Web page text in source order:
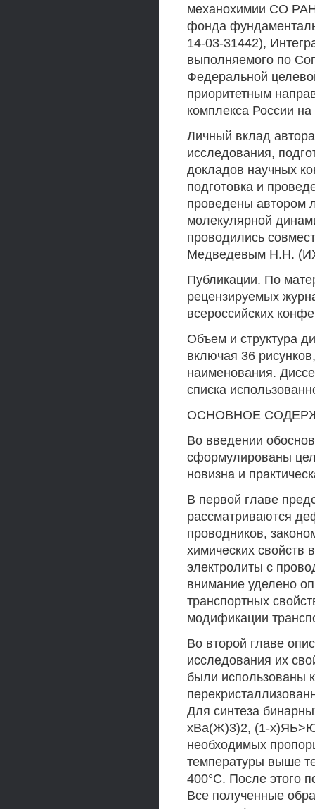
механохимии СО
фонда
14-03-31442),
выполняемого по
Федеральной
приоритетным
комплекса России
Личный вклад
исследования,
докладов научных
подготовка и
проведены автором
молекулярной
проводились
Медведевым H.H.
Публикации. По
рецензируемых
всероссийских
Объем и структура
включая 36
наименования.
списка
ОСНОВНОЕ
Во введении
сформулированы
новизна и
В первой главе
рассматриваются
проводников,
химических свойств
электролиты с
внимание уделено
транспортных
модификации
Во второй главе
исследования их
были использованы
Для синтеза
хВа(Ж)3)2, (1-
необходимых
температуры выше
400°С. После этого
Все полученные